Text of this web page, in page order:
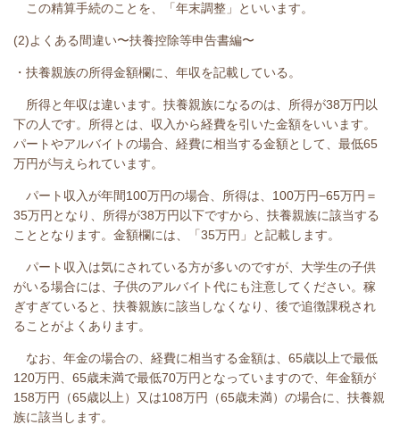
この精算手続のことを、「年末調整」といいます。
(2)よくある間違い〜扶養控除等申告書編〜
・扶養親族の所得金額欄に、年収を記載している。
所得と年収は違います。扶養親族になるのは、所得が38万円以
下の人です。所得とは、収入から経費を引いた金額をいいます。
パートやアルバイトの場合、経費に相当する金額として、最低65
万円が与えられています。
パート収入が年間100万円の場合、所得は、100万円−65万円＝
35万円となり、所得が38万円以下ですから、扶養親族に該当する
こととなります。金額欄には、「35万円」と記載します。
パート収入は気にされている方が多いのですが、大学生の子供
がいる場合には、子供のアルバイト代にも注意してください。稼
ぎすぎていると、扶養親族に該当しなくなり、後で追徴課税され
ることがよくあります。
なお、年金の場合の、経費に相当する金額は、65歳以上で最低
120万円、65歳未満で最低70万円となっていますので、年金額が
158万円（65歳以上）又は108万円（65歳未満）の場合に、扶養親
族に該当します。